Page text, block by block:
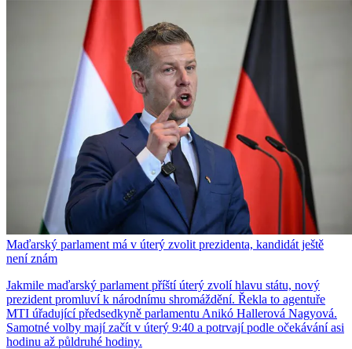
Maďarský parlament má v úterý zvolit prezidenta, kandidát ještě
není znám
Jakmile maďarský parlament příští úterý zvolí hlavu státu, nový
prezident promluví k národnímu shromáždění. Řekla to agentuře
MTI úřadující předsedkyně parlamentu Anikó Hallerová Nagyová.
Samotné volby mají začít v úterý 9:40 a potrvají podle očekávání asi
hodinu až půldruhé hodiny.